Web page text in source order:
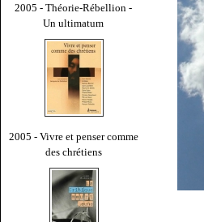
2005 - Théorie-Rébellion -
Un ultimatum
2005 - Vivre et penser comme
des chrétiens